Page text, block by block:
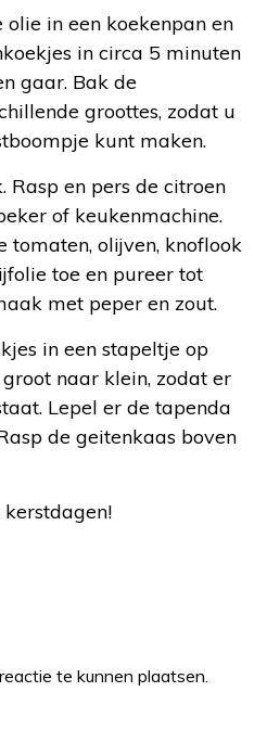
in een koekenpan en
in circa 5 minuten
gaar. Bak de
groottes, zodat u
kunt maken.
Rasp en pers de citroen
of keukenmachine.
tomaten, olijven, knoflook
toe en pureer tot
met peper en zout.
in een stapeltje op
naar klein, zodat er
Lepel er de tapenda
de geitenkaas boven
te kunnen plaatsen.